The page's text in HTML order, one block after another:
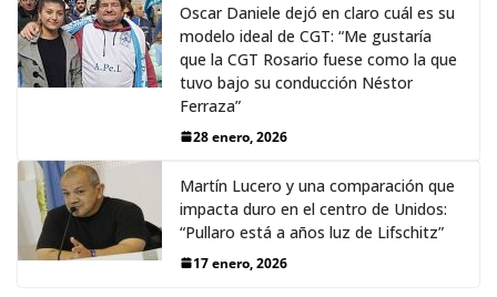
Oscar Daniele dejó en claro cuál es su
modelo ideal de CGT: “Me gustaría
que la CGT Rosario fuese como la que
tuvo bajo su conducción Néstor
Ferraza”
28 enero, 2026
Martín Lucero y una comparación que
impacta duro en el centro de Unidos:
“Pullaro está a años luz de Lifschitz”
17 enero, 2026